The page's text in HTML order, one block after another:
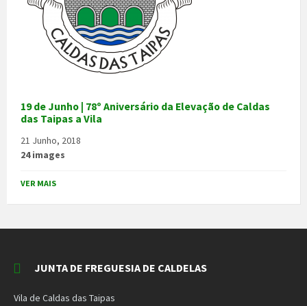
19 de Junho | 78º Aniversário da Elevação de Caldas
das Taipas a Vila
21 Junho, 2018
24 images
VER MAIS
JUNTA DE FREGUESIA DE CALDELAS
Vila de Caldas das Taipas